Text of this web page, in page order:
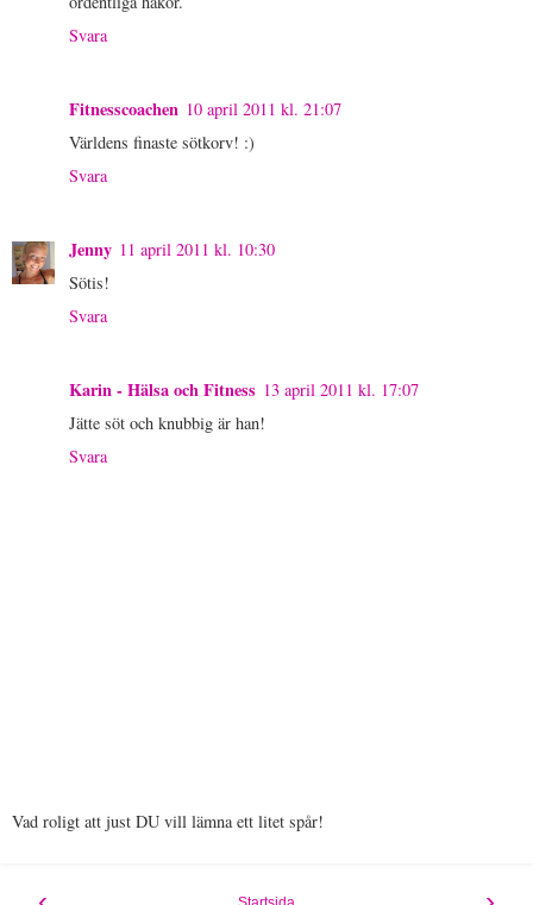
Svara
Fitnesscoachen 10 april 2011 kl. 21:07
Världens finaste sötkorv! :)
Svara
Jenny 11 april 2011 kl. 10:30
Sötis!
Svara
Karin - Hälsa och Fitness 13 april 2011 kl. 17:07
Jätte söt och knubbig är han!
Svara
Vad roligt att just DU vill lämna ett litet spår!